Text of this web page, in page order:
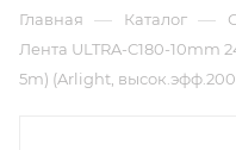
Главная — Каталог —
Лента ULTRA-C180-10mm
5m) (Arlight,